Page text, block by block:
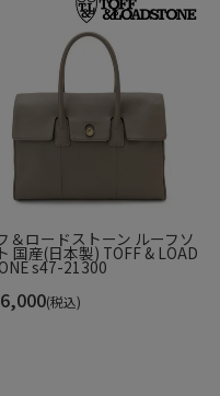
＆ロードストーン ルーフソ
国産(日本製) TOFF & LOAD
s47-21300
(税込)